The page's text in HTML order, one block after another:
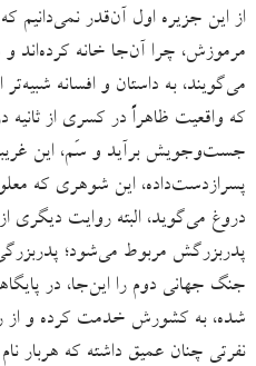
از این جزیره اول آن‌قدر نمی‌دانیم
مرموزش، چرا آن‌‌جا خانه کرده‌اند
می‌گویند، به داستان و افسانه
که واقعیت ظاهراً در کسری از
جست‌وجویش برآید و سَم، این
پسرازدست‌داده، این شوهری که
دروغ می‌گوید، البته روایت دیگری
پدربزرگش مربوط می‌شود؛
جنگ جهانی دوم را این‌جا، در
شده، به کشورش خدمت کرده و از
نفرتی چنان عمیق داشته که هربار